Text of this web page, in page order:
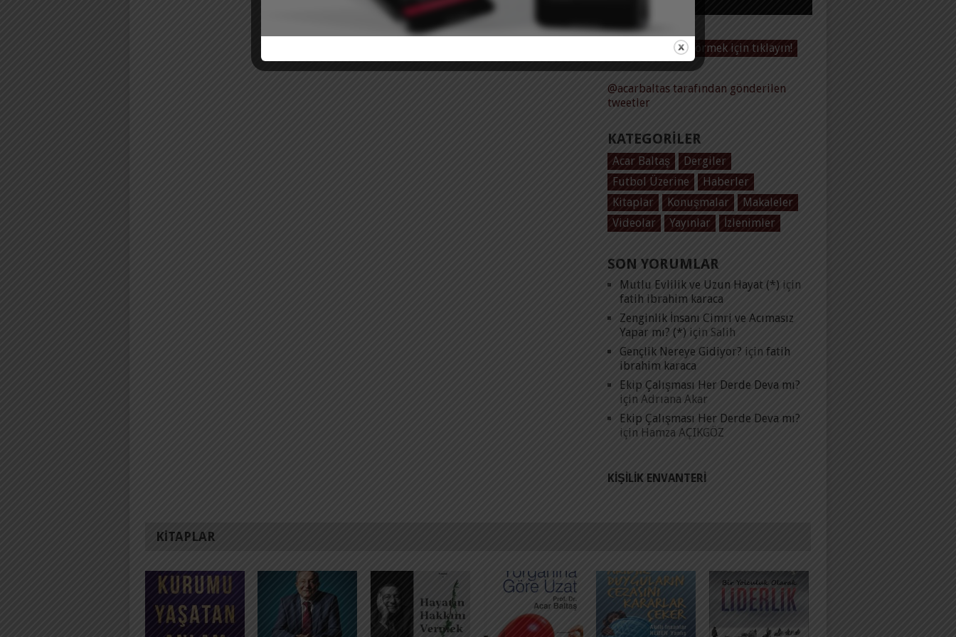
Tüm Videoları görmek için tıklayın!
@acarbaltas tarafından gönderilen
tweetler
KATEGORILER
Acar Baltaş
Dergiler
Futbol Üzerine
Haberler
Kitaplar
Konuşmalar
Makaleler
Videolar
Yayınlar İzlenimler
SON YORUMLAR
Mutlu Evlilik ve Uzun Hayat (*) için
fatih ibrahim karaca
Zenginlik İnsanı Cimri ve Acımasız
Yapar mı? (*) için Salih
Gençlik Nereye Gidiyor? içinfatih
ibrahim karaca
Ekip Çalışması Her Derde Deva mı?
için Adrıana Akar
Ekip Çalışması Her Derde Deva mı?
için Hamza AÇIKGÖZ
KIŞILIK ENVANTERI
KITAPLAR